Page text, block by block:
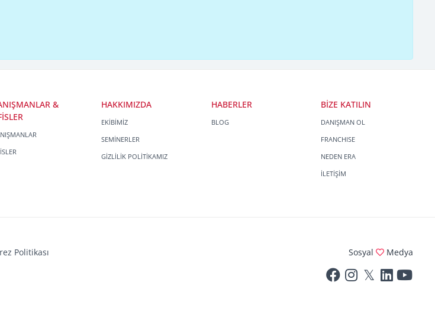
&
HAKKIMIZDA
EKİBİMİZ
SEMİNERLER
GİZLİLİK POLİTİKAMIZ
HABERLER
BLOG
BİZE KATILIN
DANIŞMAN OL
FRANCHISE
NEDEN ERA
İLETİŞİM
Politikası
Sosyal Medya